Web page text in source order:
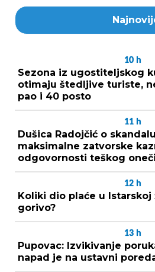
10 h
Sezona iz ugostiteljskog
otimaju štedljive turiste,
pao i 40 posto
11 h
Dušica Radojčić o
maksimalne zatvorske
odgovornosti teškog
12 h
Koliki dio plaće u
gorivo?
13 h
Pupovac: Izvikivanje
napad je na ustavni